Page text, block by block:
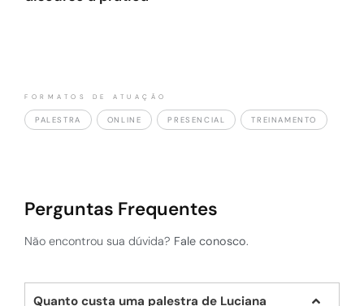
como implementar políticas eficazes de combate ao
problema e tornar a diversidade um motor de
inovação e crescimento sustentável.
FORMATOS DE ATUAÇÃO
PALESTRA ONLINE PRESENCIAL TREINAMENTO
Perguntas Frequentes
Não encontrou sua dúvida? Fale conosco.
Quanto custa uma palestra de Luciana